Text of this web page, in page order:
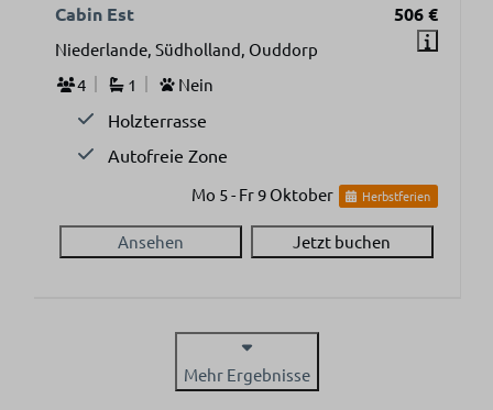
506 €
Cabin Est
Niederlande, Südholland, Ouddorp
4
1 Nein
Holzterrasse
Autofreie Zone
Mo 5 - Fr 9 Oktober Herbstferien
Ansehen Jetzt buchen
Mehr Ergebnisse